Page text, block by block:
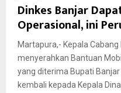
Dinkes Banjar
Operasional, ini
Martapura,- Kepala
menyerahkan Bantuan
yang diterima Bupati
kembali kepada Kepala